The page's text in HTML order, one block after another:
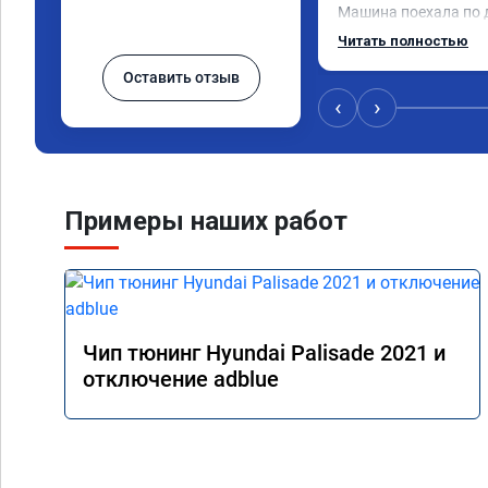
Оставить отзыв
Машина поехала по
обещали. Всё
Читать полностью
‹ ›
Примеры наших работ
Чип тюнинг Hyundai Palisade 2021 и
отключение adblue